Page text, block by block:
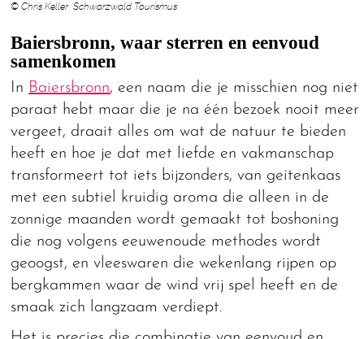
© Chris Keller Schwarzwald Tourismus
Baiersbronn, waar sterren en eenvoud
samenkomen
In Baiersbronn, een naam die je misschien nog niet
paraat hebt maar die je na één bezoek nooit meer
vergeet, draait alles om wat de natuur te bieden
heeft en hoe je dat met liefde en vakmanschap
transformeert tot iets bijzonders, van geitenkaas
met een subtiel kruidig aroma die alleen in de
zonnige maanden wordt gemaakt tot boshoning
die nog volgens eeuwenoude methodes wordt
geoogst, en vleeswaren die wekenlang rijpen op
bergkammen waar de wind vrij spel heeft en de
smaak zich langzaam verdiept.